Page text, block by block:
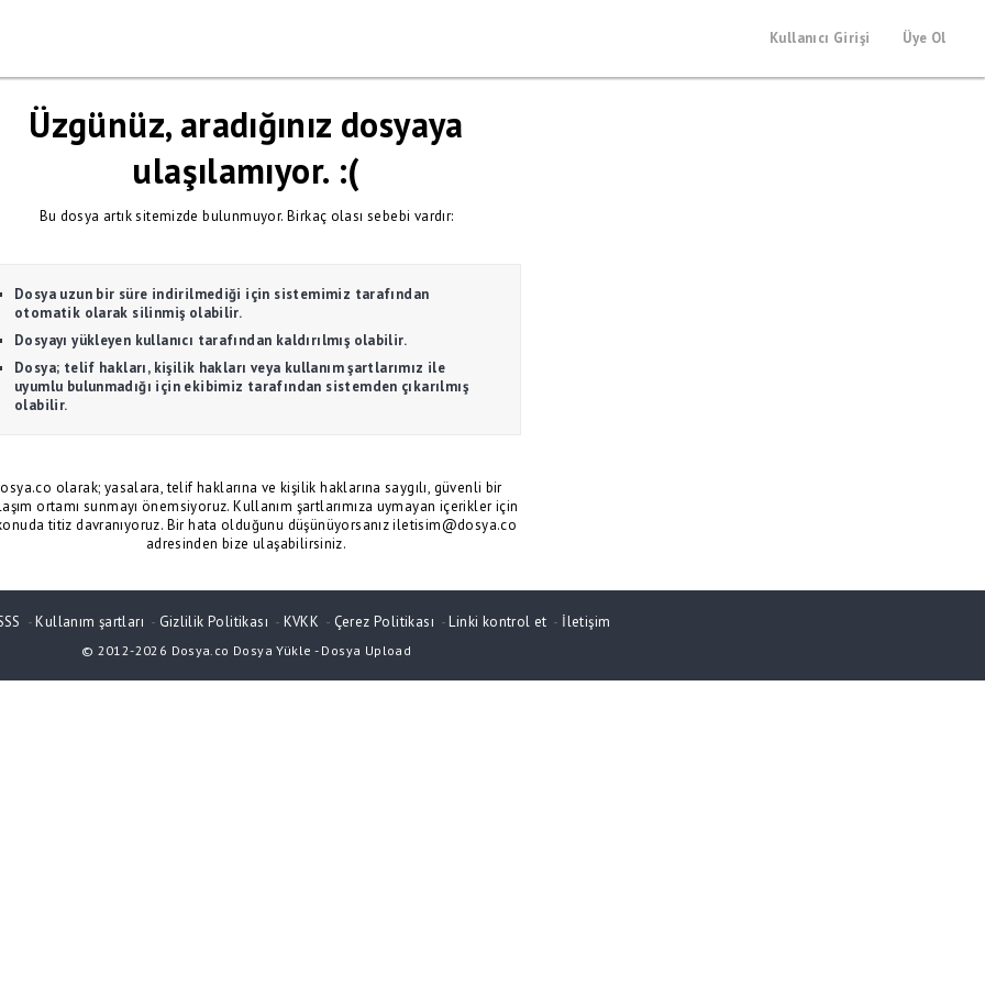
Kullanıcı Girişi Üye Ol
Üzgünüz, aradığınız dosyaya
ulaşılamıyor. :(
Bu dosya artık sitemizde bulunmuyor. Birkaç olası sebebi vardır:
Dosya uzun bir süre indirilmediği için sistemimiz tarafından
otomatik olarak silinmiş olabilir.
Dosyayı yükleyen kullanıcı tarafından kaldırılmış olabilir.
Dosya; telif hakları, kişilik hakları veya kullanım şartlarımız ile
uyumlu bulunmadığı için ekibimiz tarafından sistemden çıkarılmış
olabilir.
olarak; yasalara, telif haklarına ve kişilik haklarına saygılı, güvenli bir
ortamı sunmayı önemsiyoruz. Kullanım şartlarımıza uymayan içerikler için
titiz davranıyoruz. Bir hata olduğunu düşünüyorsanız iletisim@dosya.co
adresinden bize ulaşabilirsiniz.
-Kullanım şartları - Gizlilik Politikası - KVKK - Çerez Politikası -Linki kontrol et - İletişim
© 2012-2026 Dosya.co Dosya Yükle - Dosya Upload